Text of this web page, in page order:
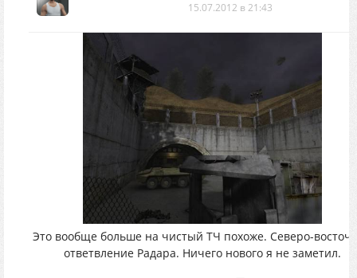
15.07.2012 в 21:43
Это вообще больше на чистый ТЧ похоже. Северо-
ответвление Радара. Ничего нового я не заметил.